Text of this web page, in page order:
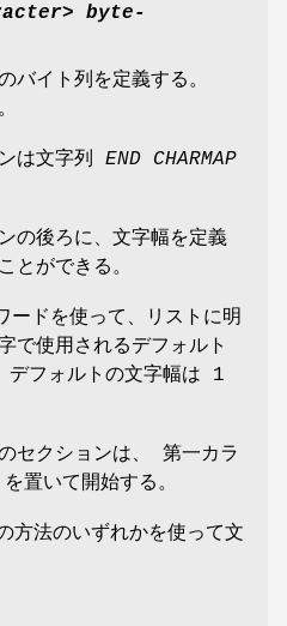
> byte-
バイト列を定義する。
は文字列 END CHARMAP
の後ろに、文字幅を定義
とができる。
ドを使って、リストに明
で使用されるデフォルト
デフォルトの文字幅は 1
セクションは、 第一カラ
を置いて開始する。
法のいずれかを使って文